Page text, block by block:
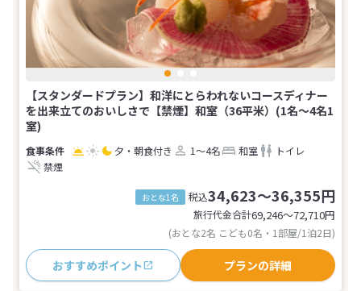
【スタンダードプラン】和洋にとらわれないコースディナー
を出来立てのおいしさで【禁煙】和室（36平米）(1名～4名1
室)
夕・朝食付き 1～4名 和室
トイレ
禁煙
おとな1名 税込34,623～36,355円
旅行代金合計69,246〜72,710円
(おとな2名 こども0名・1部屋/1泊2日)
おすすめポイント プランの詳細